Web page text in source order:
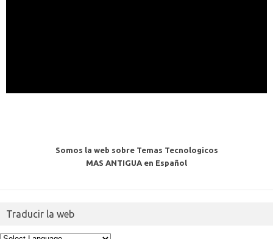
Somos la web sobre Temas Tecnologicos
MAS ANTIGUA en Español
Traducir la web